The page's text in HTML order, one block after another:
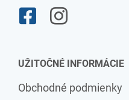
UŽITOČNÉ INFORMÁCIE
Obchodné podmienky